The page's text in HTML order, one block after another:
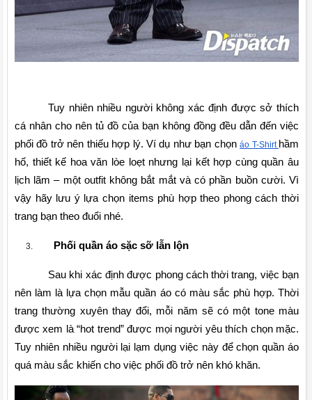
Tuy nhiên nhiều người không xác định được sở thích
cá nhân cho nên tủ đồ của bạn không đồng đều dẫn đến việc
phối đồ trở nên thiếu hợp lý. Ví dụ như bạn chọn áo T-Shirt hầm
hố, thiết kế hoa văn lòe loẹt nhưng lại kết hợp cùng quần âu
lịch lãm – một outfit không bắt mắt và có phần buồn cười. Vì
vậy hãy lưu ý lựa chọn items phù hợp theo phong cách thời
trang bạn theo đuổi nhé.
Phối quần áo sặc sỡ lẫn lộn
Sau khi xác định được phong cách thời trang, việc bạn
nên làm là lựa chọn mẫu quần áo có màu sắc phù hợp. Thời
trang thường xuyên thay đổi, mỗi năm sẽ có một tone màu
được xem là “hot trend” được mọi người yêu thích chọn mặc.
Tuy nhiên nhiều người lại lạm dụng việc này để chọn quần áo
quá màu sắc khiến cho việc phối đồ trở nên khó khăn.